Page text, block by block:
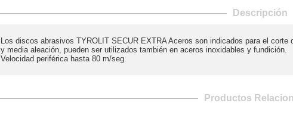
Descripción
Los discos abrasivos TYROLIT SECUR EXTRA Aceros son indicados para el
y media aleación, pueden ser utilizados también en aceros inoxidables y fundición.
Velocidad periférica hasta 80 m/seg.
Productos